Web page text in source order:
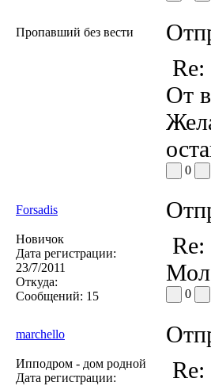
Пропавший без вести
От
0
Forsadis
Новичок
Дата регистрации:
23/7/2011
Откуда:
Сообщений: 15 0
marchello
Ипподром - дом родной
Дата регистрации: